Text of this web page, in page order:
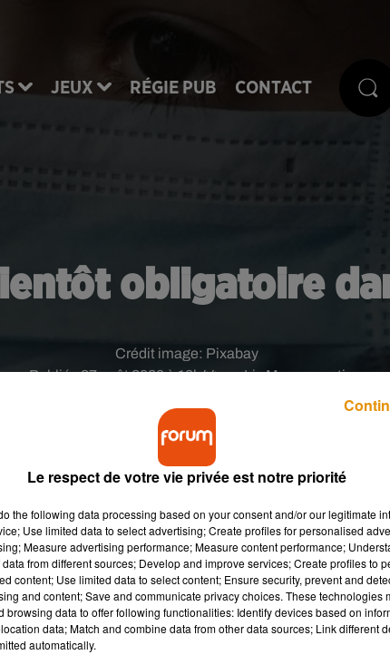
JEUX RÉGIE PUB CONTACT
obligatoire
Publié : 27 août 2020 à 10h44 par Iris Mazzacurati
Crédit image: Pixabay
capitale » a annoncé le Premier ministre Jean
à l'épidémie de Covid-19, jeudi 27 août.
étendre le port du masque dans l'ensemble de la capitale"
Le respect de votre vie privée est notre priorité
the following data processing based on your consent and/or our legitimate
Use limited data to select advertising; Create profiles for personalised
Measure advertising performance; Measure content performance;
from different sources; Develop and improve services; Create profiles to
content; Use limited data to select content; Ensure security, prevent and
and content; Save and communicate privacy choices. These technologies
browsing data to offer following functionalities: Identify devices based on
data; Match and combine data from other data sources; Link different
automatically.